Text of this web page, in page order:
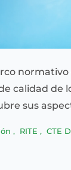
calidad de
sus
, RITE , CTE